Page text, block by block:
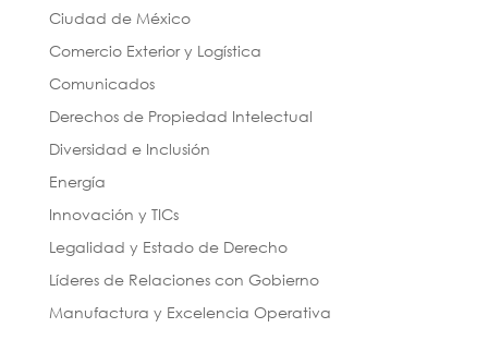
Ciudad de México
Comercio Exterior y Logística
Comunicados
Derechos de Propiedad Intelectual
Diversidad e Inclusión
Energía
Innovación y TICs
Legalidad y Estado de Derecho
Líderes de Relaciones con Gobierno
Manufactura y Excelencia Operativa